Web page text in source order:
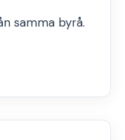
samma byrå.